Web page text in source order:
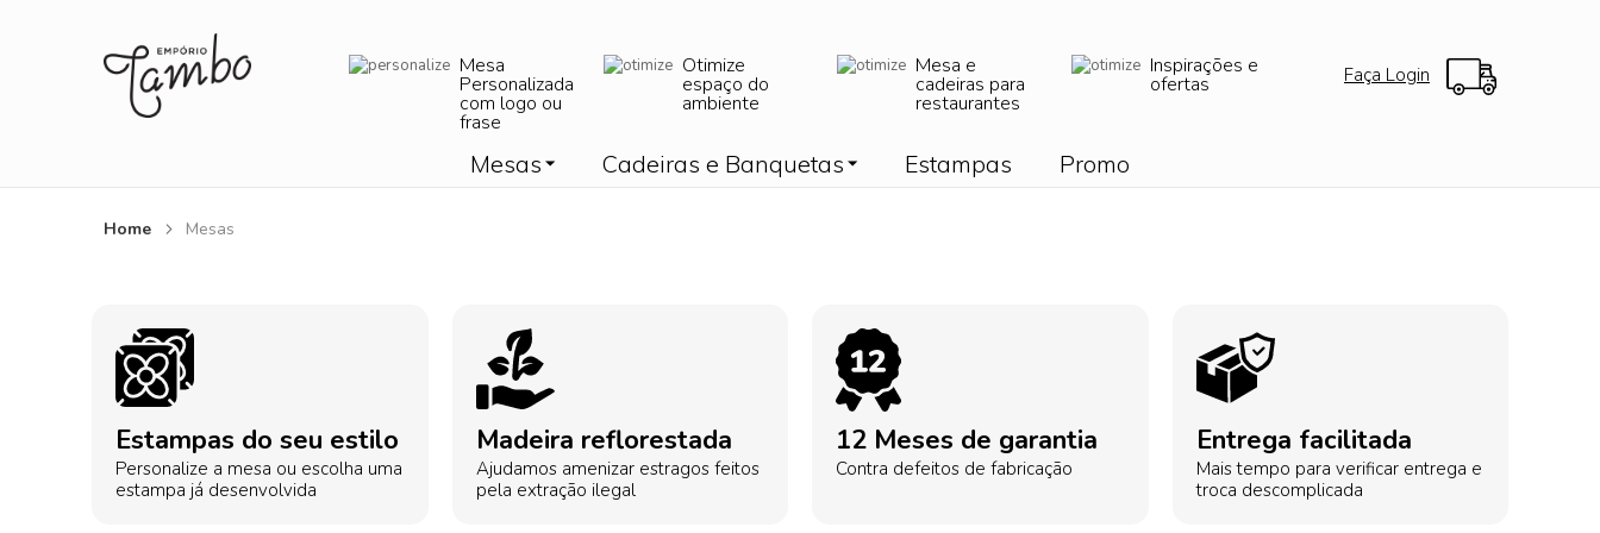
Mesa
Personalizada
com logo ou
frase
Otimize
espaço do
ambiente
Mesa e
cadeiras para
restaurantes
Inspirações e
ofertas Faça Login
Mesas Cadeiras e Banquetas Estampas Promo
Home Mesas
Estampas do seu estilo
Personalize a mesa ou escolha uma
estampa já desenvolvida
Madeira reflorestada
Ajudamos amenizar estragos feitos
pela extração ilegal
12 Meses de garantia
Contra defeitos de fabricação
Entrega facilitada
Mais tempo para verificar entrega e
troca descomplicada